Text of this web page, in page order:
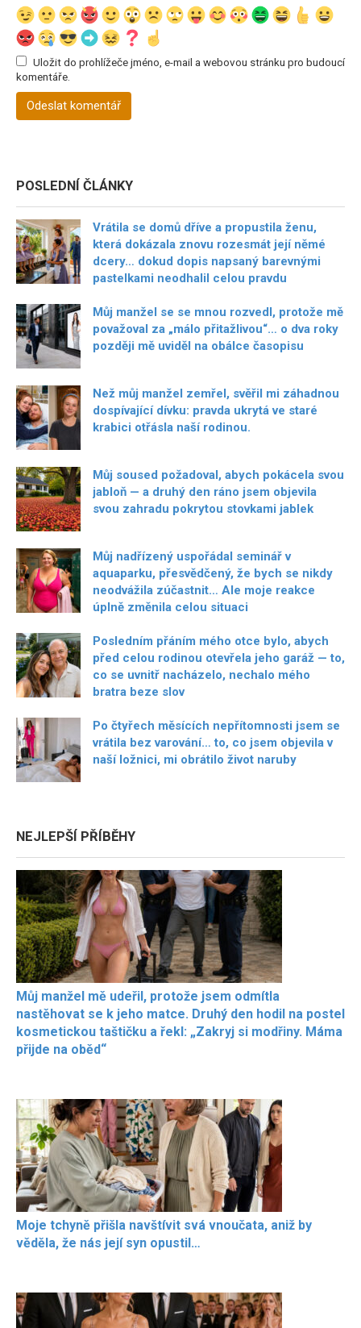
Uložit do prohlížeče jméno, e-mail a webovou stránku pro budoucí
komentáře.
POSLEDNÍ ČLÁNKY
Vrátila se domů dříve a propustila ženu,
která dokázala znovu rozesmát její němé
dcery… dokud dopis napsaný barevnými
pastelkami neodhalil celou pravdu
Můj manžel se se mnou rozvedl, protože mě
považoval za „málo přitažlivou“… o dva roky
později mě uviděl na obálce časopisu
Než můj manžel zemřel, svěřil mi záhadnou
dospívající dívku: pravda ukrytá ve staré
krabici otřásla naší rodinou.
Můj soused požadoval, abych pokácela svou
jabloň — a druhý den ráno jsem objevila
svou zahradu pokrytou stovkami jablek
Můj nadřízený uspořádal seminář v
aquaparku, přesvědčený, že bych se nikdy
neodvážila zúčastnit… Ale moje reakce
úplně změnila celou situaci
Posledním přáním mého otce bylo, abych
před celou rodinou otevřela jeho garáž — to,
co se uvnitř nacházelo, nechalo mého
bratra beze slov
Po čtyřech měsících nepřítomnosti jsem se
vrátila bez varování… to, co jsem objevila v
naší ložnici, mi obrátilo život naruby
NEJLEPŠÍ PŘÍBĚHY
Můj manžel mě udeřil, protože jsem odmítla
nastěhovat se k jeho matce. Druhý den hodil na postel
kosmetickou taštičku a řekl: „Zakryj si modřiny. Máma
přijde na oběd“
Moje tchyně přišla navštívit svá vnoučata, aniž by
věděla, že nás její syn opustil…